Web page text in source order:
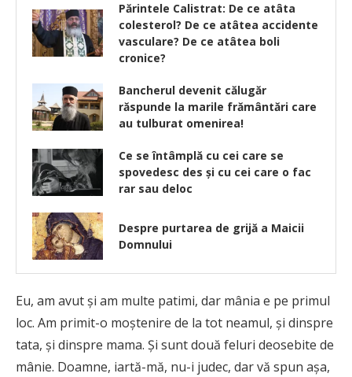
Părintele Calistrat: De ce atâta
colesterol? De ce atâtea accidente
vasculare? De ce atâtea boli
cronice?
Bancherul devenit călugăr
răspunde la marile frământări care
au tulburat omenirea!
Ce se întâmplă cu cei care se
spovedesc des și cu cei care o fac
rar sau deloc
Despre purtarea de grijă a Maicii
Domnului
Eu, am avut și am multe patimi, dar mânia e pe primul
loc. Am primit-o moștenire de la tot neamul, și dinspre
tata, și dinspre mama. Și sunt două feluri deosebite de
mânie. Doamne, iartă-mă, nu-i judec, dar vă spun așa,